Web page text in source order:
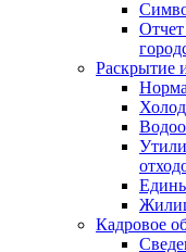
Раскрытие
Кадровое